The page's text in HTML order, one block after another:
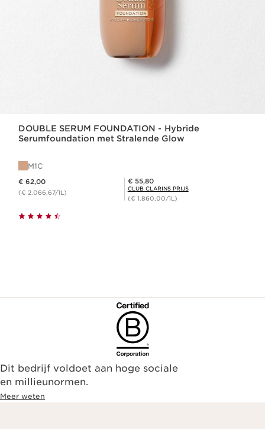
DOUBLE SERUM FOUNDATION - Hybride
Serumfoundation met Stralende Glow
M1C
€ 62,00
(€ 2.066,67/1L)
Club Clarins Prijs € 55,80
€ 55,80
CLUB CLARINS PRIJS
(€ 1.860,00/1L)
Dit bedrijf voldoet aan hoge sociale
en millieunormen.
Meer weten